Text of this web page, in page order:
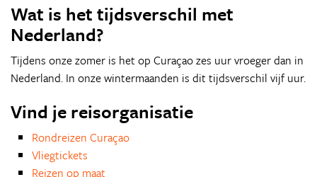
Wat is het tijdsverschil met
Nederland?
Tijdens onze zomer is het op Curaçao zes uur vroeger dan in
Nederland. In onze wintermaanden is dit tijdsverschil vijf uur.
Vind je reisorganisatie
Rondreizen Curaçao
Vliegtickets
Reizen op maat